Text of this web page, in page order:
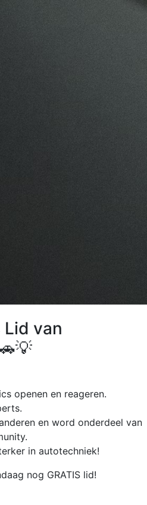
Lid van
openen en reageren.
en word onderdeel van
in autotechniek!
nog GRATIS lid!